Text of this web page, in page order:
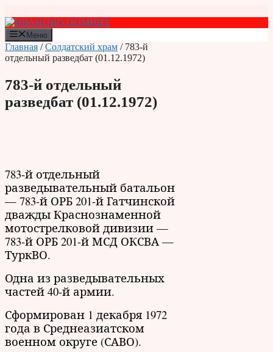
к
содержимому
Меню
Главная /Солдатский храм / 783-й
отдельный разведбат (01.12.1972)
783-й отдельный
разведбат (01.12.1972)
783-й отдельный
разведывательный батальон
— 783-й ОРБ 201-й Гатчинской
дважды Краснознаменной
мотострелковой дивизии —
783-й ОРБ 201-й МСД ОКСВА —
ТуркВО.
Одна из разведывательных
частей 40-й армии.
Сформирован 1 декабря 1972
года в Среднеазиатском
военном округе (САВО).